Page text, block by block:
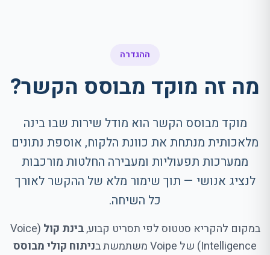
ההגדרה
מה זה מוקד מבוסס הקשר?
מוקד מבוסס הקשר הוא מודל שירות שבו בינה
מלאכותית מנתחת את כוונת הלקוח, אוספת נתונים
ממערכות תפעוליות ומעבירה החלטות מורכבות
לנציג אנושי — תוך שימור מלא של ההקשר לאורך
כל השיחה.
במקום להקריא סטטוס לפי תסריט קבוע,בינת קול (Voice
Intelligence) של Voipe משתמשת ב
ניתוח קולי מבוסס